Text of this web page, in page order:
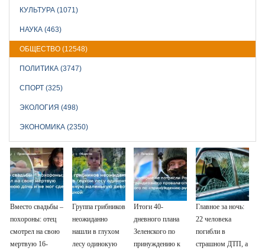
КУЛЬТУРА (1071)
НАУКА (463)
ОБЩЕСТВО (12548)
ПОЛИТИКА (3747)
СПОРТ (325)
ЭКОЛОГИЯ (498)
ЭКОНОМИКА (2350)
Вместо свадьбы –
похороны: отец
смотрел на свою
мертвую 16-
Группа грибников
неожиданно
нашли в глухом
лесу одинокую
Итоги 40-
дневного плана
Зеленского по
принуждению к
Главное за ночь:
22 человека
погибли в
страшном ДТП, а